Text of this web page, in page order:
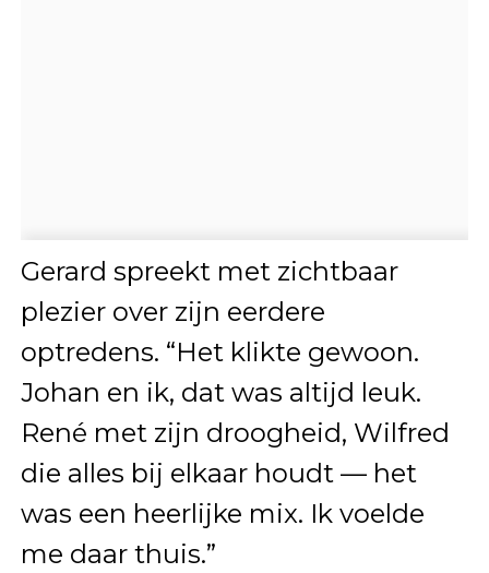
Gerard spreekt met zichtbaar
plezier over zijn eerdere
optredens. “Het klikte gewoon.
Johan en ik, dat was altijd leuk.
René met zijn droogheid, Wilfred
die alles bij elkaar houdt — het
was een heerlijke mix. Ik voelde
me daar thuis.”